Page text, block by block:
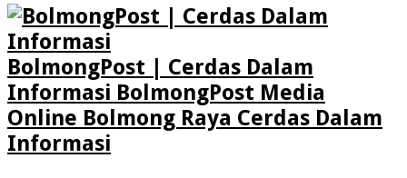
BolmongPost | Cerdas Dalam
Informasi BolmongPost Media
Online Bolmong Raya Cerdas Dalam
Informasi